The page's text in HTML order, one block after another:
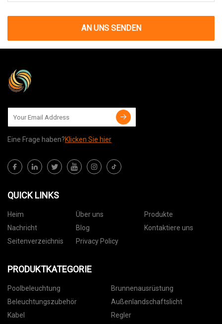
AN UNS SENDEN
Eine Frage haben?Klicken Sie hier
QUICK LINKS
Heim Über uns
Produkte
Nachricht
Blog
Kontaktiere uns
Seitenverzeichnis
Privacy Policy
PRODUKTKATEGORIE
Poolbeleuchtung
Brunnenausrüstung
Beleuchtungszubehör
Außenlandschaftslicht
Kabel
Regler